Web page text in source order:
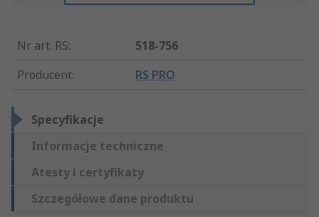
Nr art. RS:
518-756
Producent: RS PRO
Specyfikacje
Informacje techniczne
Atesty i certyfikaty
Szczegółowe dane produktu